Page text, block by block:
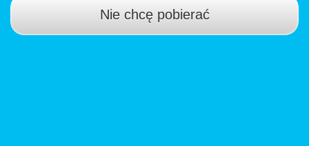
Nie chcę pobierać